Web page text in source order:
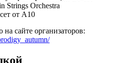
Orchestra
от А10
сайте организаторов: